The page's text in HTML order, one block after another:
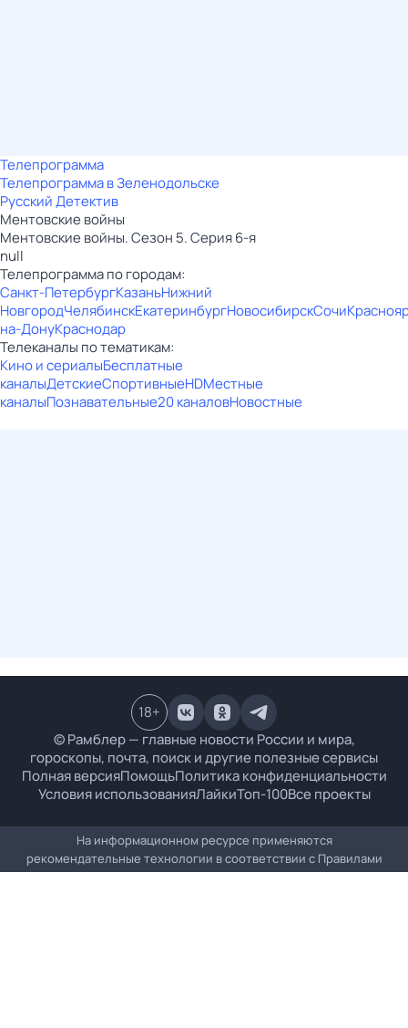
Телепрограмма
Телепрограмма в Зеленодольске
Русский Детектив
Ментовские войны
Ментовские войны. Сезон 5. Серия 6-я
null
Телепрограмма по городам:
Санкт-ПетербургКазаньНижний
НовгородЧелябинскЕкатеринбургНовосибирскСочи
на-ДонуКраснодар
Телеканалы по тематикам:
Кино и сериалыБесплатные
каналыДетскиеСпортивныеHDМестные
каналыПознавательные20 каналовНовостные
© Рамблер — главные новости России и мира,
гороскопы, почта, поиск и другие полезные сервисы
Полная версияПомощьПолитика конфиденциальности
Условия использованияЛайкиТоп-100Все проекты
18+
На информационном ресурсе применяются
рекомендательные технологии в соответствии с Правилами